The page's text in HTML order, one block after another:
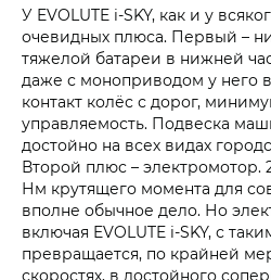
У EVOLUTE i‑SKY, как и у
очевидных плюса. Первый –
тяжелой батареи в нижней
даже с моноприводом у него
контакт колёс с дорог,
управляемость. Подвеска
достойно на всех видах
Второй плюс – электромотор.
Нм крутящего момента для
вполне обычное дело. Но
включая EVOLUTE i‑SKY, с
превращается, по крайней
скоростях, в достойного